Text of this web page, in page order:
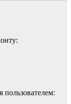
пользователем: